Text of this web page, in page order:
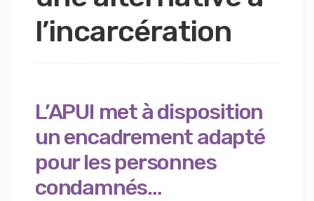
l’incarcération
L’APUI met à disposition
un encadrement adapté
pour les personnes
condamnés…